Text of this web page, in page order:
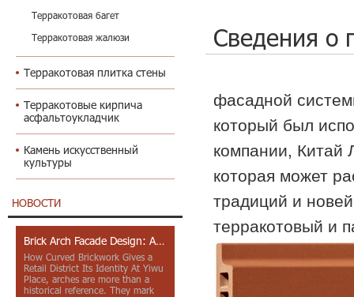
Терракотовая багет
Терракотовая жалюзи
Терракотовая плитка стены
Терракотовые кирпича
асфальтоукладчик
Камень искусственный
культуры
НОВОСТИ
Brick Arch Facade Design: A Closer Look at Yiwu Place
How Curved Brickwork Gives a
Retail District Its Identity At Yiwu
Place, arches are more than a
historical reference. They mark
Сведения о
фасадной
который был
компании, Китай
которая может
традиций и
терракотовый и